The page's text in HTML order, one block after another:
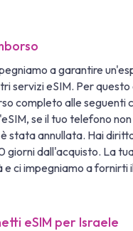
a garantire
servizi eSIM. Per
completo alle seguenti
se il tuo telefono
stata annullata. Hai
giorni dall'acquisto. La
ci impegniamo a fornirti
eSIM per Israele